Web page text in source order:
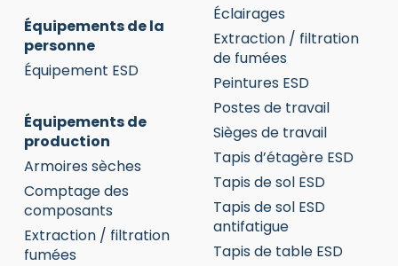
Équipements de la
personne
Équipement ESD
Équipements de
production
Armoires sèches
Comptage des
composants
Extraction / filtration
fumées
Éclairages
Extraction / filtration
de fumées
Peintures ESD
Postes de travail
Sièges de travail
Tapis d’étagère ESD
Tapis de sol ESD
Tapis de sol ESD
antifatigue
Tapis de table ESD